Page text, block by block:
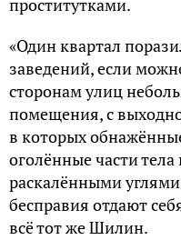
проститутками.
«Один квартал
заведений, если
сторонам улиц
помещения, с
в которых
оголённые части
раскалёнными
бесправия отдают
всё тот же Шилин.